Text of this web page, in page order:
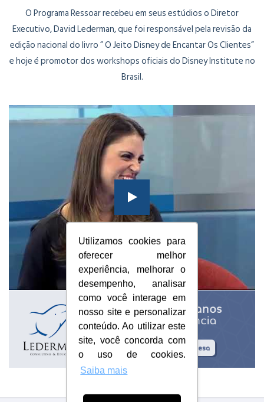
Utilizamos cookies para
oferecer melhor
experiência, melhorar o
desempenho, analisar
como você interage em
nosso site e personalizar
conteúdo. Ao utilizar este
site, você concorda com
o uso de cookies.
Saiba mais
O Programa Ressoar recebeu em seus estúdios o Diretor
Executivo, David Lederman, que foi responsável pela revisão da
edição nacional do livro ” O Jeito Disney de Encantar Os Clientes”
e hoje é promotor dos workshops oficiais do Disney Institute no
Brasil.